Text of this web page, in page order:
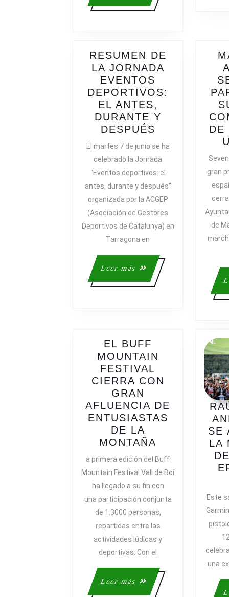
más
RESUMEN DE
LA JORNADA
EVENTOS
DEPORTIVOS:
EL ANTES,
DURANTE Y
DESPUÉS RESUMEN
DE
LA
JORNADA
EVENTOS
EL
ANTES,
DURANTE
DESPUÉS
El martes 7 de junio se ha
celebrado la Jornada
“Eventos deportivos: el
antes, durante y después”
organizada por la ACGEP
(Asociación de Gestores
Deportivos de Catalunya) en
Tarragona en
Leer más
Leer
más
DE
gran
de
EL BUFF
MOUNTAIN
FESTIVAL
CIERRA CON
GRAN
AFLUENCIA DE
ENTUSIASTAS
DE LA
MONTAÑA
BUFF
MOUNTAIN
FESTIVAL
CIERRA
CON
GRAN
AFLUENCIA
DE
DE
LA
MONTAÑA
a primera edición del Buff
Mountain Festival Vall de Boí
ha llegado a su fin con
una participación conjunta
de 1.3000 personas,
repartidas entre las
actividades lúdicas y
deportivas. Con el
Leer más
Leer
más
SE
LA
Este
una